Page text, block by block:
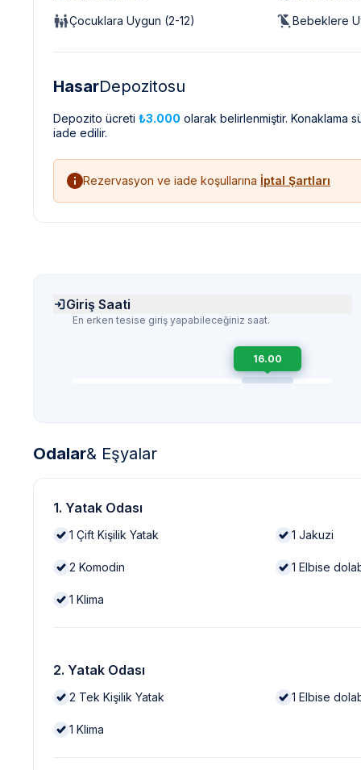
Çocuklara Uygun (2-12) Bebeklere
HasarDepozitosu
Depozito ücreti ₺3.000 olarak belirlenmiştir. Konaklama
iade edilir.
Rezervasyon ve iade koşullarına İptal Şartları
Giriş Saati
En erken tesise giriş yapabileceğiniz saat.
16.00
Odalar& Eşyalar
1. Yatak Odası
1 Çift Kişilik Yatak 1 Jakuzi
2 Komodin 1 Elbise
1 Klima
2. Yatak Odası
2 Tek Kişilik Yatak 1 Elbise
1 Klima